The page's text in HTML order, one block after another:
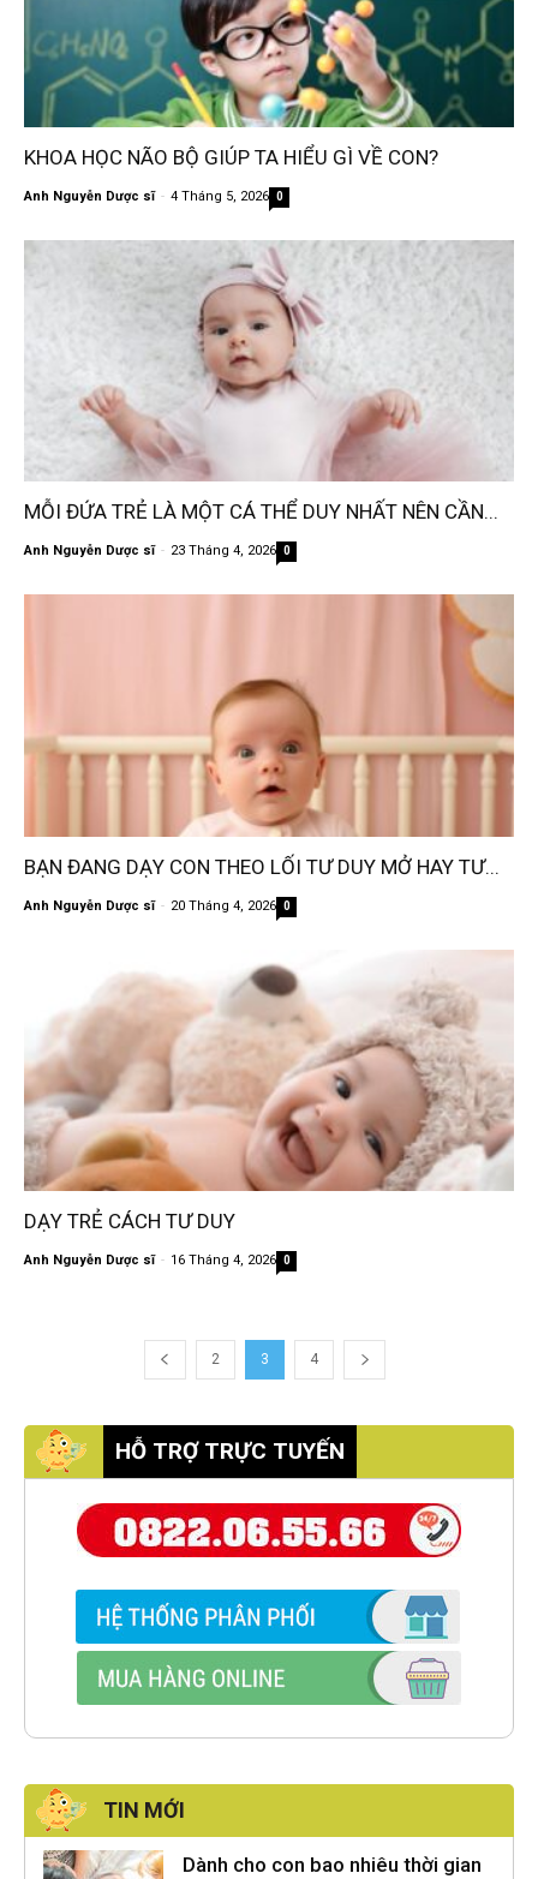
KHOA HỌC NÃO BỘ GIÚP TA HIỂU GÌ VỀ CON?
Anh Nguyễn Dược sĩ - 4 Tháng 5, 2026 0
MỖI ĐỨA TRẺ LÀ MỘT CÁ THỂ DUY NHẤT NÊN CẦN...
Anh Nguyễn Dược sĩ - 23 Tháng 4, 2026 0
BẠN ĐANG DẠY CON THEO LỐI TƯ DUY MỞ HAY TƯ...
Anh Nguyễn Dược sĩ - 20 Tháng 4, 2026 0
DẠY TRẺ CÁCH TƯ DUY
Anh Nguyễn Dược sĩ - 16 Tháng 4, 2026 0
2 3 4
HỖ TRỢ TRỰC TUYẾN
TIN MỚI
Dành cho con bao nhiêu thời gian